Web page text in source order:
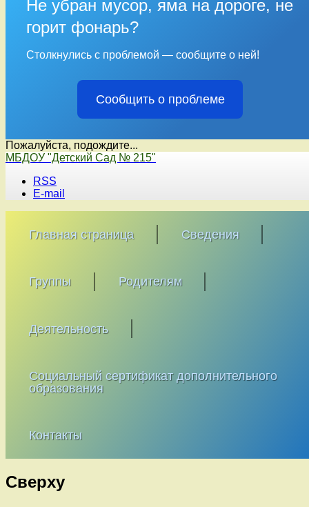
Не убран мусор, яма на дороге, не
горит фонарь?
Столкнулись с проблемой — сообщите о ней!
Сообщить о проблеме
Пожалуйста, подождите...
Перейти
содержимому
МБДОУ "Детский Сад № 215"
RSS
E-mail
Главная страница Сведения
Группы Родителям
Деятельность
Социальный сертификат дополнительного
образования
Контакты
Сверху